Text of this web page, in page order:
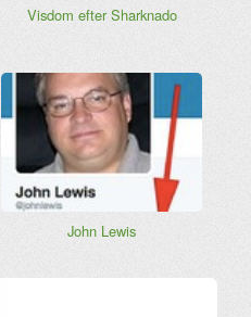
Visdom efter Sharknado
John Lewis